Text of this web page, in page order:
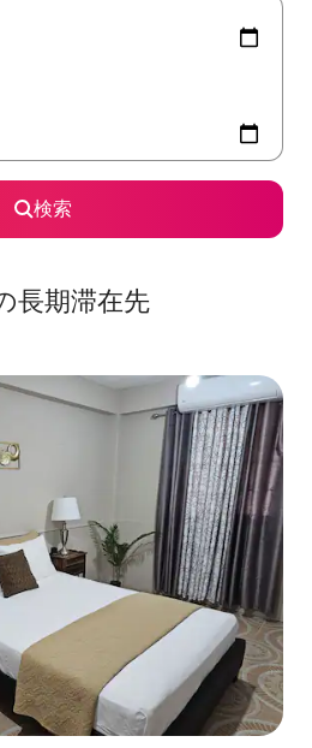
検索
長期滞在先
す。